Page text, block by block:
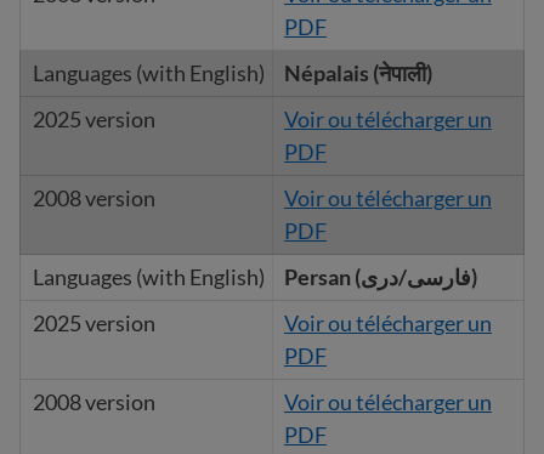
PDF
Népalais (नेपाली)
Voir ou télécharger un
PDF
Voir ou télécharger un
PDF
Persan (فارسی/دری)
Voir ou télécharger un
PDF
Voir ou télécharger un
PDF